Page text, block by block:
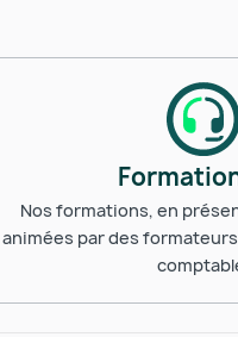
Nos formations, en
animées par des